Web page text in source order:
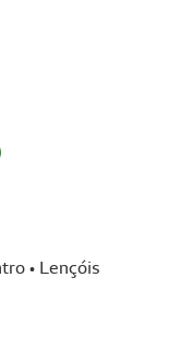
• Lençóis
• Lençóis